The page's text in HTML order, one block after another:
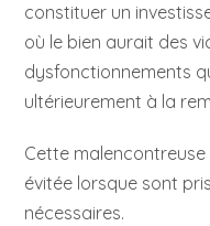
constituer un
où le bien aurait des
dysfonctionnements
ultérieurement à la
Cette
évitée lorsque sont
nécessaires.